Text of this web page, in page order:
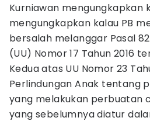
Kurniawan mengungkapkan
mengungkapkan kalau PB
bersalah melanggar Pasal
(UU) Nomor 17 Tahun 2016
Kedua atas UU Nomor 23
Perlindungan Anak tentang
yang melakukan perbuatan
yang sebelumnya diatur